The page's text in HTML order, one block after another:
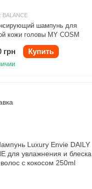
BALANCE
шампунь для
кожи головы MY COSM
1000 мл
грн Купить